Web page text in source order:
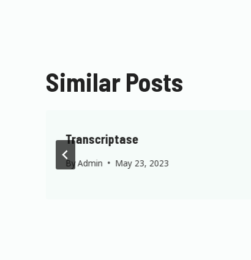
Similar Posts
Transcriptase
ByAdmin May 23, 2023